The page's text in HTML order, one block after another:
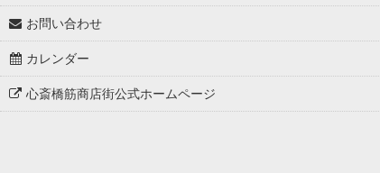
お問い合わせ
カレンダー
心斎橋筋商店街公式ホームページ